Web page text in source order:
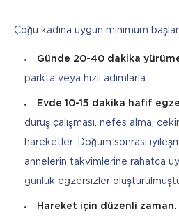
Çoğu kadına uygun minimum
Günde 20-40 dakika
parkta veya hızlı adımlarla.
Evde 10-15 dakika hafif
duruş çalışması, nefes alma,
hareketler. Doğum sonrası
annelerin takvimlerine rahatça
günlük egzersizler
Hareket için düzenli zaman.